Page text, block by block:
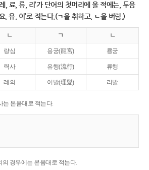
, 료, 류, 리’가 단어의 첫머리에 올 적에는, 두음
, 유, 이’로 적는다.(ㄱ을 취하고, ㄴ을 버림.)
ㄴ ㄱ ㄴ
량심 용궁(龍宮) 룡궁
력사 유행(流行) 류행
례의 이발(理髮) 리발
는 본음대로 적는다.
의 경우에는 본음대로 적는다.